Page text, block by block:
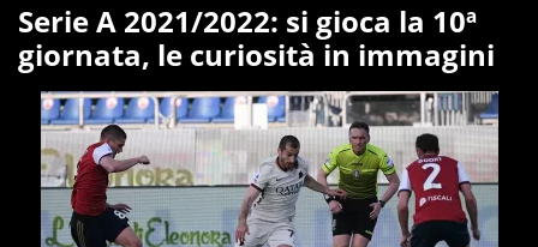
Serie A 2021/2022: si gioca la 10ª
giornata, le curiosità in immagini